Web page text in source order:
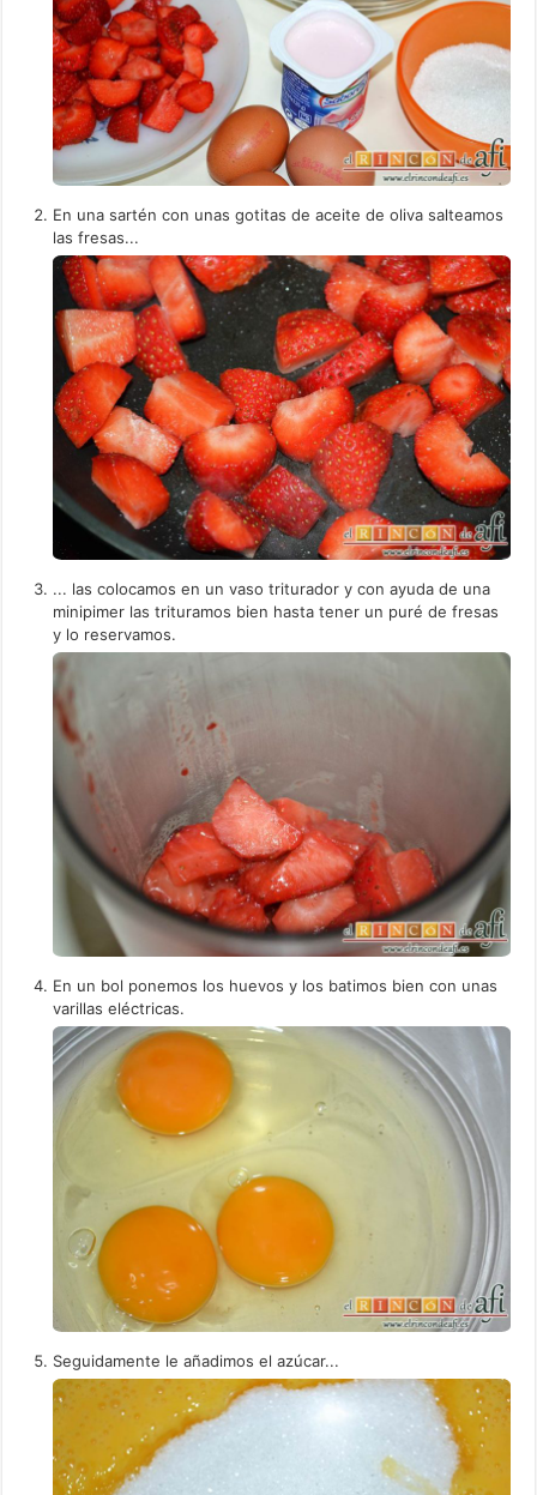
En una sartén con unas gotitas de aceite de oliva salteamos
las fresas...
... las colocamos en un vaso triturador y con ayuda de una
minipimer las trituramos bien hasta tener un puré de fresas
y lo reservamos.
En un bol ponemos los huevos y los batimos bien con unas
varillas eléctricas.
Seguidamente le añadimos el azúcar...